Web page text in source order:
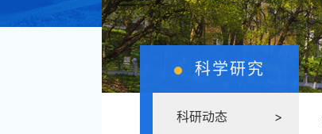
科学研究
科研动态 >